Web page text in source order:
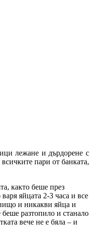
лежане и дърдорене с
пари от банката,
както беше през
яйцата 2-3 часа и все
и никакви яйца и
разтопило и станало
вече не е бяла – и